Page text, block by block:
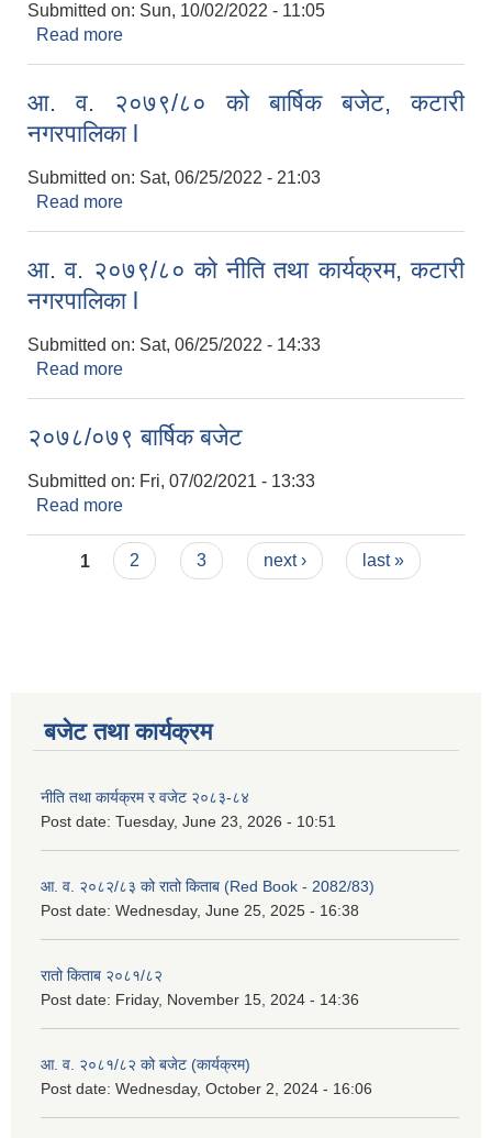
Submitted on: Sun, 10/02/2022 - 11:05
Read more
आ. व. २०७९/८० को बार्षिक बजेट, कटारी
नगरपालिका l
Submitted on: Sat, 06/25/2022 - 21:03
Read more
आ. व. २०७९/८० को नीति तथा कार्यक्रम, कटारी
नगरपालिका l
Submitted on: Sat, 06/25/2022 - 14:33
Read more
२०७८/०७९ बार्षिक बजेट
Submitted on: Fri, 07/02/2021 - 13:33
Read more
Pages
1 2 3 next › last »
बजेट तथा कार्यक्रम
नीति तथा कार्यक्रम र वजेट २०८३-८४
Post date: Tuesday, June 23, 2026 - 10:51
आ. व. २०८२/८३ को रातो किताब (Red Book - 2082/83)
Post date: Wednesday, June 25, 2025 - 16:38
रातो किताब २०८१/८२
Post date: Friday, November 15, 2024 - 14:36
आ. व. २०८१/८२ को बजेट (कार्यक्रम)
Post date: Wednesday, October 2, 2024 - 16:06